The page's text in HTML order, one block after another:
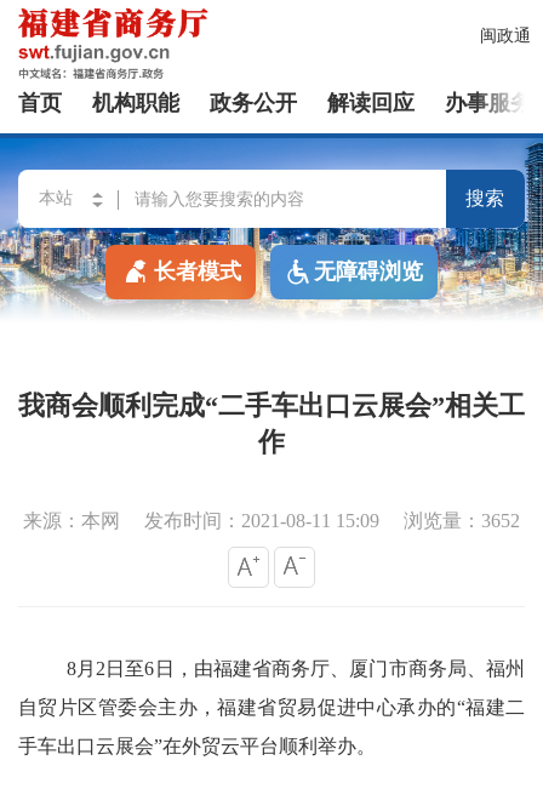
闽政通
首页 机构职能 政务公开 解读回应 办事服务
搜索
长者模式 无障碍浏览
我商会顺利完成“二手车出口云展会”相关工
作
来源：本网 发布时间：2021-08-11 15:09 浏览量：3652
8月2日至6日，由福建省商务厅
厦门市商务局、福州
自贸片区管委会主办，福建省贸易促进中心承办的“福建二
手车出口云展会”在外贸云平台顺利举办。